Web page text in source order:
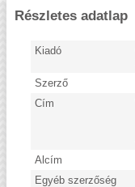
Részletes adatlap
Kiadó
Szerző
Cím
Alcím
Egyéb szerzőség